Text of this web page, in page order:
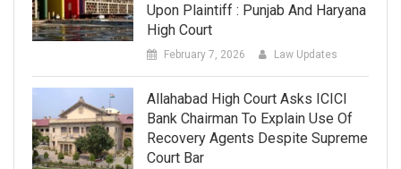
Upon Plaintiff : Punjab And Haryana
High Court
February 7, 2026 Law Updates
Allahabad High Court Asks ICICI
Bank Chairman To Explain Use Of
Recovery Agents Despite Supreme
Court Bar